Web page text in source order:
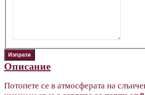
Описание
Потопете се в атмосферата на